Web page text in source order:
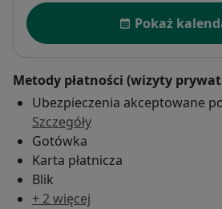
Dostępność
Pokaż
Metody płatności (wizyty
Ubezpieczenia akceptowane
Szczegóły
Gotówka
Karta płatnicza
Blik
+ 2 więcej